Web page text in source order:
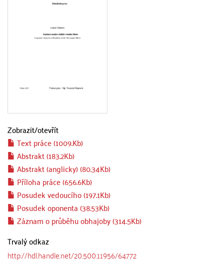
Zobrazit/otevřít
Text práce (1009.Kb)
Abstrakt (183.2Kb)
Abstrakt (anglicky) (80.34Kb)
Příloha práce (656.6Kb)
Posudek vedoucího (197.1Kb)
Posudek oponenta (38.53Kb)
Záznam o průběhu obhajoby (314.5Kb)
Trvalý odkaz
http://hdl.handle.net/20.500.11956/64772